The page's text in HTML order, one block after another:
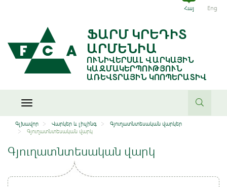
Հայ Eng
ՖԱՐՄ ԿՐԵԴԻՏ
ԱՐՄԵՆԻԱ
ՈՒՆԻՎԵՐՍԱԼ ՎԱՐԿԱՅԻՆ
ԿԱԶՄԱԿԵՐՊՈՒԹՅՈՒՆ
ԱՌԵՎՏՐԱՅԻՆ ԿՈՈՊԵՐԱՏԻՎ
Toggle
Գլխավոր Վարկեր և լիզինգ
Գյուղատնտեսական վարկեր
Գյուղատնտեսական վարկ
Գյուղատնտեսական վարկ
Ուշադրություն՝ այս վարկատեսակն ունի
տարեկան փաստացի տոկոսադրույք:
նախապես դիտարկեք շուկայում առկա
այլ ծառայությունները եվ գնահատեք
Ձեր հնարավորությունները